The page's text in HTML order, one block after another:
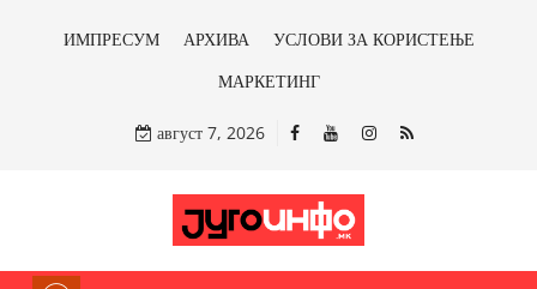
ИМПРЕСУМ АРХИВА
УСЛОВИ ЗА КОРИСТЕЊЕ
МАРКЕТИНГ
август 7, 2026